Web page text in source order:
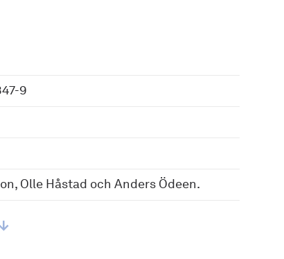
9
Olle Håstad och Anders Ödeen.